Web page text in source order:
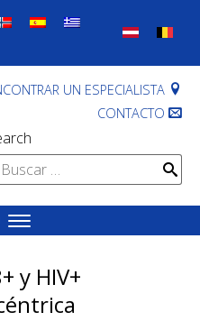
UN ESPECIALISTA
CONTACTO
y HIV+